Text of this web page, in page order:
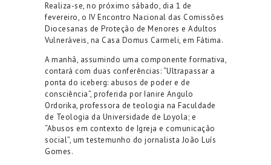
Realiza-se, no próximo sábado, dia 1 de
fevereiro, o IV Encontro Nacional das Comissões
Diocesanas de Proteção de Menores e Adultos
Vulneráveis, na Casa Domus Carmeli, em Fátima.
A manhã, assumindo uma componente formativa,
contará com duas conferências: “Ultrapassar a
ponta do iceberg: abusos de poder e de
consciência”, proferida por Ianire Angulo
Ordorika, professora de teologia na Faculdade
de Teologia da Universidade de Loyola; e
“Abusos em contexto de Igreja e comunicação
social”, um testemunho do jornalista João Luís
Gomes.